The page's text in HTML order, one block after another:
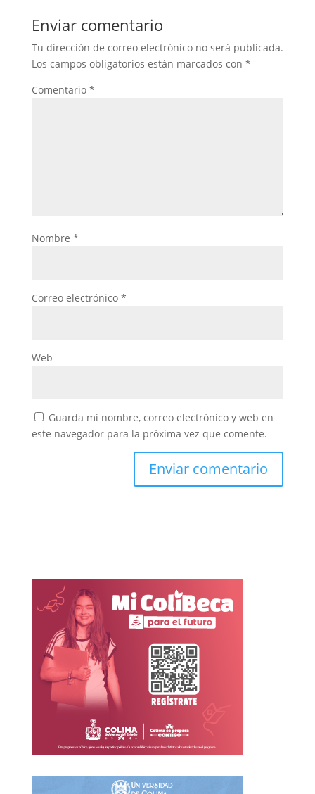
Enviar comentario
Tu dirección de correo electrónico no será publicada.
Los campos obligatorios están marcados con *
Comentario *
Nombre *
Correo electrónico *
Web
Guarda mi nombre, correo electrónico y web en
este navegador para la próxima vez que comente.